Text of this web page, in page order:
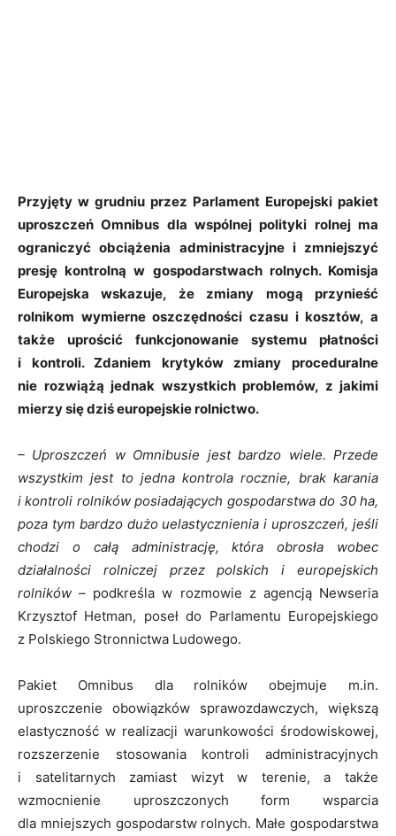
Przyjęty w grudniu przez Parlament Europejski pakiet
uproszczeń Omnibus dla wspólnej polityki rolnej ma
ograniczyć obciążenia administracyjne i zmniejszyć
presję kontrolną w gospodarstwach rolnych. Komisja
Europejska wskazuje, że zmiany mogą przynieść
rolnikom wymierne oszczędności czasu i kosztów, a
także uprościć funkcjonowanie systemu płatności
i kontroli. Zdaniem krytyków zmiany proceduralne
nie rozwiążą jednak wszystkich problemów, z jakimi
mierzy się dziś europejskie rolnictwo.
– Uproszczeń w Omnibusie jest bardzo wiele. Przede
wszystkim jest to jedna kontrola rocznie, brak karania
i kontroli rolników posiadających gospodarstwa do 30 ha,
poza tym bardzo dużo uelastycznienia i uproszczeń, jeśli
chodzi o całą administrację, która obrosła wobec
działalności rolniczej przez polskich i europejskich
rolników – podkreśla w rozmowie z agencją Newseria
Krzysztof Hetman, poseł do Parlamentu Europejskiego
z Polskiego Stronnictwa Ludowego.
Pakiet Omnibus dla rolników obejmuje m.in.
uproszczenie obowiązków sprawozdawczych, większą
elastyczność w realizacji warunkowości środowiskowej,
rozszerzenie stosowania kontroli administracyjnych
i satelitarnych zamiast wizyt w terenie, a także
wzmocnienie uproszczonych form wsparcia
dla mniejszych gospodarstw rolnych. Małe gospodarstwa